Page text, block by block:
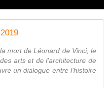
mort de Léonard de Vinci, le
arts et de l'architecture de
un dialogue entre l'histoire